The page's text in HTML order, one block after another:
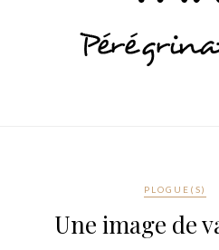
PLOGUE(S)
Une image de